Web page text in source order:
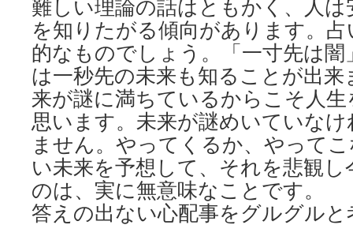
難しい理論の話はともかく、人
を知りたがる傾向があります。
的なものでしょう。「一寸先は
は一秒先の未来も知ることが出
来が謎に満ちているからこそ人
思います。未来が謎めいていな
ません。やってくるか、やって
い未来を予想して、それを悲観
のは、実に無意味なことです。
答えの出ない心配事をグルグル